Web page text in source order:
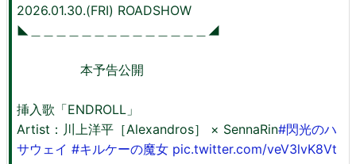
2026.01.30.(FRI) ROADSHOW
◣＿＿＿＿＿＿＿＿＿＿＿＿＿＿◢
本予告公開
挿入歌「ENDROLL」
Artist：川上洋平［Alexandros］ × SennaRin#閃光のハ
サウェイ #キルケーの魔女 pic.twitter.com/veV3lvK8Vt